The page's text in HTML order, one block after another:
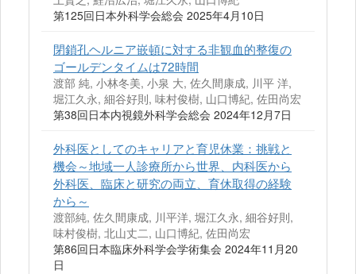
第125回日本外科学会総会 2025年4月10日
閉鎖孔ヘルニア嵌頓に対する非観血的整復の
ゴールデンタイムは72時間
渡部 純, 小林冬美, 小泉 大, 佐久間康成, 川平 洋,
堀江久永, 細谷好則, 味村俊樹, 山口博紀, 佐田尚宏
第38回日本内視鏡外科学会総会 2024年12月7日
外科医としてのキャリアと育児休業：挑戦と
機会～地域一人診療所から世界、内科医から
外科医、臨床と研究の両立、育休取得の経験
から～
渡部純, 佐久間康成, 川平洋, 堀江久永, 細谷好則,
味村俊樹, 北山丈二, 山口博紀, 佐田尚宏
第86回日本臨床外科学会学術集会 2024年11月20
日